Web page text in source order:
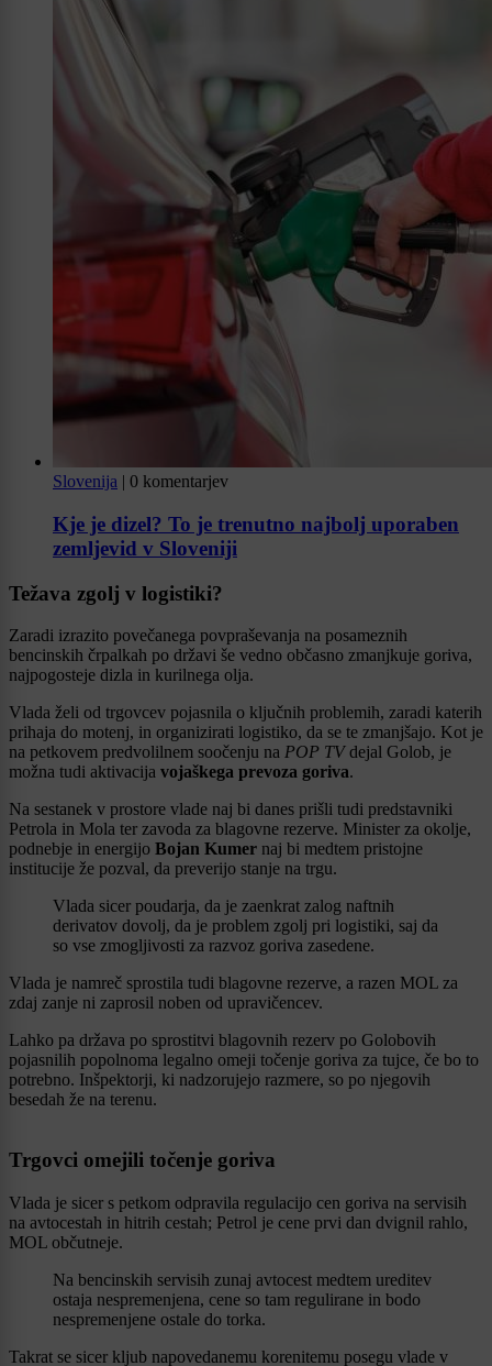
Slovenija | 0 komentarjev
Kje je dizel? To je trenutno najbolj uporaben
zemljevid v Sloveniji
Težava zgolj v logistiki?
Zaradi izrazito povečanega povpraševanja na posameznih
bencinskih črpalkah po državi še vedno občasno zmanjkuje goriva,
najpogosteje dizla in kurilnega olja.
Vlada želi od trgovcev pojasnila o ključnih problemih, zaradi katerih
prihaja do motenj, in organizirati logistiko, da se te zmanjšajo. Kot je
na petkovem predvolilnem soočenju na POP TVdejal Golob, je
možna tudi aktivacija vojaškega prevoza goriva.
Na sestanek v prostore vlade naj bi danes prišli tudi predstavniki
Petrola in Mola ter zavoda za blagovne rezerve. Minister za okolje,
podnebje in energijo Bojan Kumer naj bi medtem pristojne
institucije že pozval, da preverijo stanje na trgu.
Vlada sicer poudarja, da je zaenkrat zalog naftnih
derivatov dovolj, da je problem zgolj pri logistiki, saj da
so vse zmogljivosti za razvoz goriva zasedene.
Vlada je namreč sprostila tudi blagovne rezerve, a razen MOL za
zdaj zanje ni zaprosil noben od upravičencev.
Lahko pa država po sprostitvi blagovnih rezerv po Golobovih
pojasnilih popolnoma legalno omeji točenje goriva za tujce, če bo to
potrebno. Inšpektorji, ki nadzorujejo razmere, so po njegovih
besedah že na terenu.
Trgovci omejili točenje goriva
Vlada je sicer s petkom odpravila regulacijo cen goriva na servisih
na avtocestah in hitrih cestah; Petrol je cene prvi dan dvignil rahlo,
MOL občutneje.
Na bencinskih servisih zunaj avtocest medtem ureditev
ostaja nespremenjena, cene so tam regulirane in bodo
nespremenjene ostale do torka.
Takrat se sicer kljub napovedanemu korenitemu posegu vlade v